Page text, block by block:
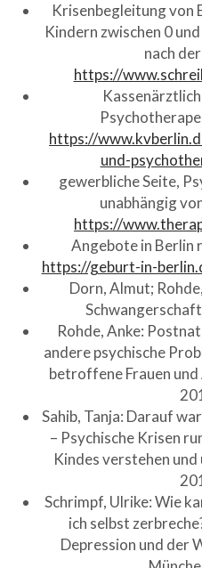
Krisenbegleitung von
Kindern zwischen 0
nach
https://
https://
und-
gewerbliche Seite,
unabhängig
https://
Angebote in Berlin
https://geburt-in-
Dorn, Almut;
Rohde, Anke:
andere psychische
betroffene Frauen
Sahib, Tanja: Darauf
– Psychische Krisen
Kindes verstehen
Schrimpf, Ulrike: Wie
ich selbst
Depression und der